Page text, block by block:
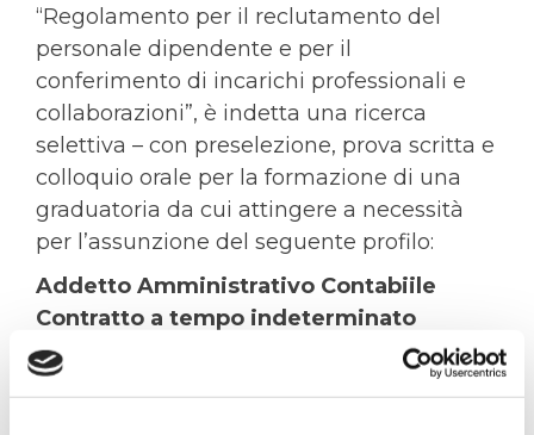
“Regolamento per il reclutamento del
personale dipendente e per il
conferimento di incarichi professionali e
collaborazioni”, è indetta una ricerca
selettiva – con preselezione, prova scritta e
colloquio orale per la formazione di una
graduatoria da cui attingere a necessità
per l’assunzione del seguente profilo:
Addetto Amministrativo Contabiile
Contratto a tempo indeterminato
Livello di inquadramento: 3° livello CCNL
Federgasacqua